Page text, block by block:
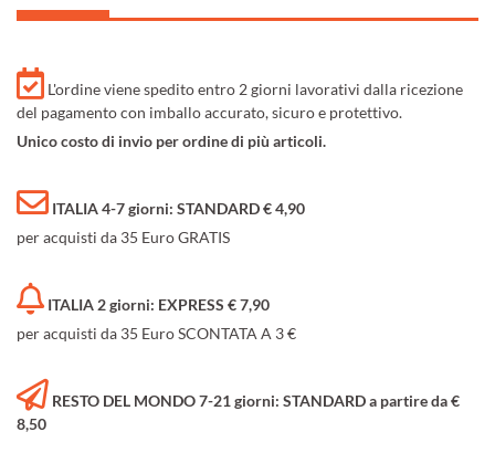
L'ordine viene spedito entro 2 giorni lavorativi dalla ricezione
del pagamento con imballo accurato, sicuro e protettivo.
Unico costo di invio per ordine di più articoli.
ITALIA 4-7 giorni: STANDARD € 4,90
per acquisti da 35 Euro GRATIS
ITALIA 2 giorni: EXPRESS € 7,90
per acquisti da 35 Euro SCONTATA A 3 €
RESTO DEL MONDO 7-21 giorni: STANDARD a partire da €
8,50